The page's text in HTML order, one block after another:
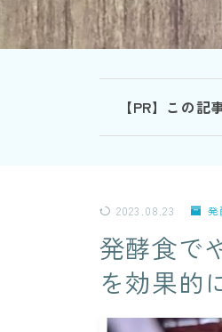
【PR】この記
2023.08.23 発
発酵食で
を効果的